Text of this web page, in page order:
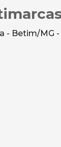
- Betim/MG